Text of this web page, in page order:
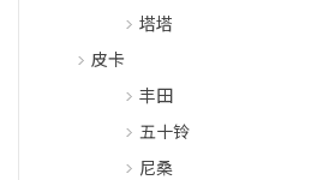
塔塔
皮卡
丰田
五十铃
尼桑